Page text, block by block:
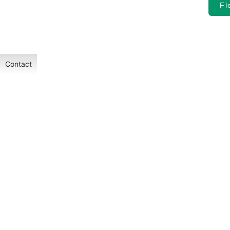
Contact